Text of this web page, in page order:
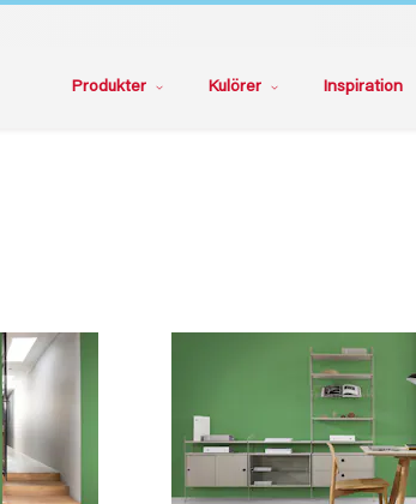
Produkter Kulörer Inspiration